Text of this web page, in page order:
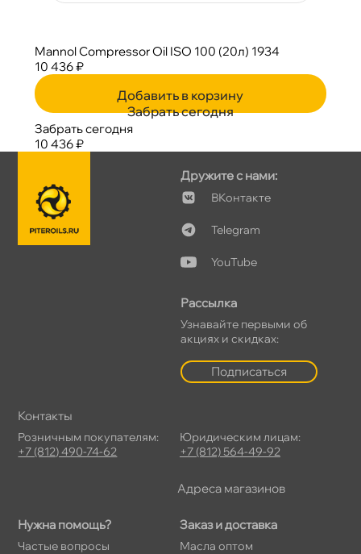
Mannol Compressor Oil ISO 100 (20л) 1934
10 436 ₽
Добавить в корзину
Забрать сегодня
Забрать сегодня
10 436 ₽
Нужна помощь?
Частые вопросы
Заказ и доставка
Масла оптом
Дружите с нами:
Контакте
Telegram
YouTube
Рассылка
Узнавайте первыми о
акциях и скидках:
Подписаться
Контакты
Розничным покупателям:
+7 (812) 490-74-62
Юридическим лицам:
+7 (812) 564-49-92
Адреса магазино